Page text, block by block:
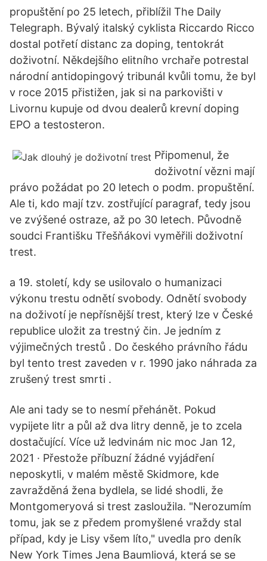
propuštění po 25 letech, přiblížil The Daily
Telegraph. Bývalý italský cyklista Riccardo Ricco
dostal potřetí distanc za doping, tentokrát
doživotní. Někdejšího elitního vrchaře potrestal
národní antidopingový tribunál kvůli tomu, že byl
v roce 2015 přistižen, jak si na parkovišti v
Livornu kupuje od dvou dealerů krevní doping
EPO a testosteron.
Připomenul, že
doživotní vězni mají
právo požádat po 20 letech o podm. propuštění.
Ale ti, kdo mají tzv. zostřující paragraf, tedy jsou
ve zvýšené ostraze, až po 30 letech. Původně
soudci Františku Třešňákovi vyměřili doživotní
trest.
a 19. století, kdy se usilovalo o humanizaci
výkonu trestu odnětí svobody. Odnětí svobody
na doživotí je nepřísnější trest, který lze v České
republice uložit za trestný čin. Je jedním z
výjimečných trestů . Do českého právního řádu
byl tento trest zaveden v r. 1990 jako náhrada za
zrušený trest smrti .
Ale ani tady se to nesmí přehánět. Pokud
vypijete litr a půl až dva litry denně, je to zcela
dostačující. Více už ledvinám nic moc Jan 12,
2021 · Přestože příbuzní žádné vyjádření
neposkytli, v malém městě Skidmore, kde
zavražděná žena bydlela, se lidé shodli, že
Montgomeryová si trest zasloužila. "Nerozumím
tomu, jak se z předem promyšlené vraždy stal
případ, kdy je Lisy všem líto," uvedla pro deník
New York Times Jena Baumliová, která se se